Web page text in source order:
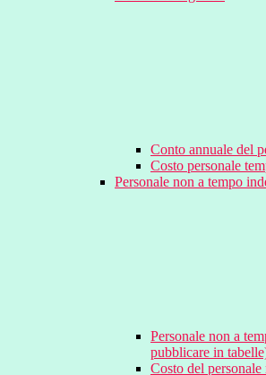
Conto annuale del
Costo personale
Personale non a tempo
Personale non a
pubblicare in
Costo del personale